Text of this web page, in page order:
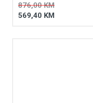
876,00 KM
569,40 KM